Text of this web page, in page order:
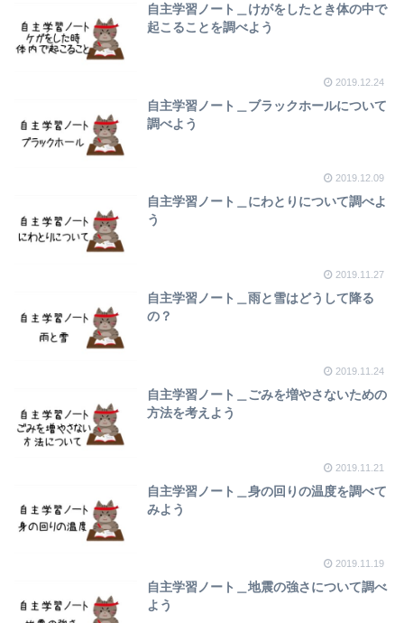
自主学習ノート＿けがをしたとき体の中で
起こることを調べよう
2019.12.24
自主学習ノート＿ブラックホールについて
調べよう
2019.12.09
自主学習ノート＿にわとりについて調べよ
う
2019.11.27
自主学習ノート＿雨と雪はどうして降る
の？
2019.11.24
自主学習ノート＿ごみを増やさないための
方法を考えよう
2019.11.21
自主学習ノート＿身の回りの温度を調べて
みよう
2019.11.19
自主学習ノート＿地震の強さについて調べ
よう